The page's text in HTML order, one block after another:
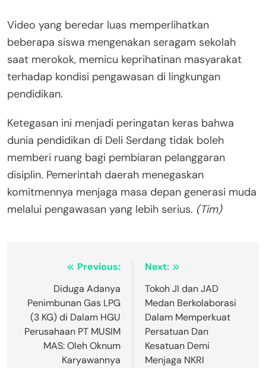
Video yang beredar luas memperlihatkan
beberapa siswa mengenakan seragam sekolah
saat merokok, memicu keprihatinan masyarakat
terhadap kondisi pengawasan di lingkungan
pendidikan.
Ketegasan ini menjadi peringatan keras bahwa
dunia pendidikan di Deli Serdang tidak boleh
memberi ruang bagi pembiaran pelanggaran
disiplin. Pemerintah daerah menegaskan
komitmennya menjaga masa depan generasi muda
melalui pengawasan yang lebih serius. (Tim)
NavigasiPrevious:
Diduga Adanya
Penimbunan Gas LPG
(3 KG) di Dalam HGU
Perusahaan PT MUSIM
MAS: Oleh Oknum
Karyawannya
Next:
Tokoh JI dan JAD
Medan Berkolaborasi
Dalam Memperkuat
Persatuan Dan
Kesatuan Demi
Menjaga NKRI